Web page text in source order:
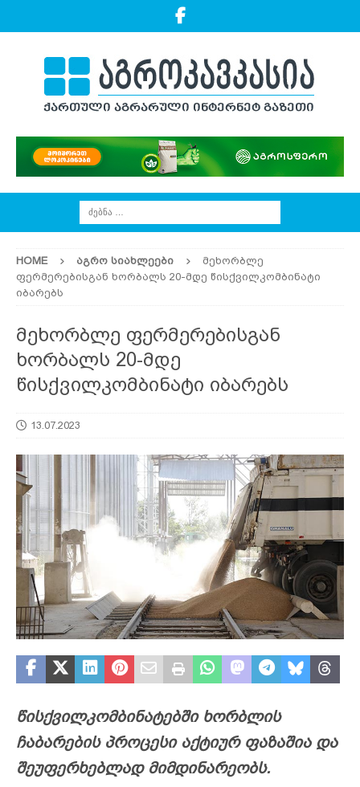
HOME ᲐᲒᲠᲝ ᲡᲘᲐᲮᲚᲔᲔᲑᲘ
მეხორბლე
ფერმერებისგან ხორბალს 20-მდე წისქვილკომბინატი
იბარებს
მეხორბლე ფერმერებისგან
ხორბალს 20-მდე
წისქვილკომბინატი იბარებს
13.07.2023
წისქვილკომბინატებში ხორბლის
ჩაბარების პროცესი აქტიურ ფაზაშია და
შეუფერხებლად მიმდინარეობს.